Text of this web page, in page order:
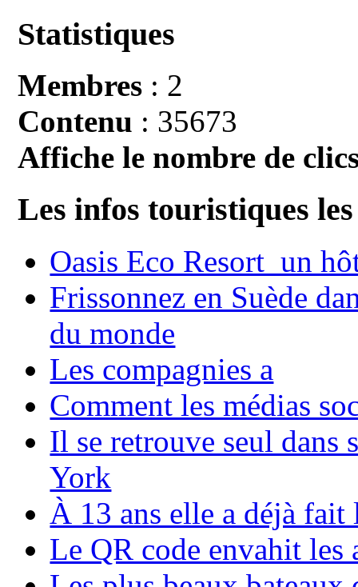
Statistiques
Membres : 2
Contenu : 35673
Affiche le nombre de
Les infos touristiques
Oasis Eco Resort un
Frissonnez en Suède
du monde
Les compagnies a
Comment les médias
Il se retrouve seul dans
York
À 13 ans elle a déjà
Le QR code envahit les